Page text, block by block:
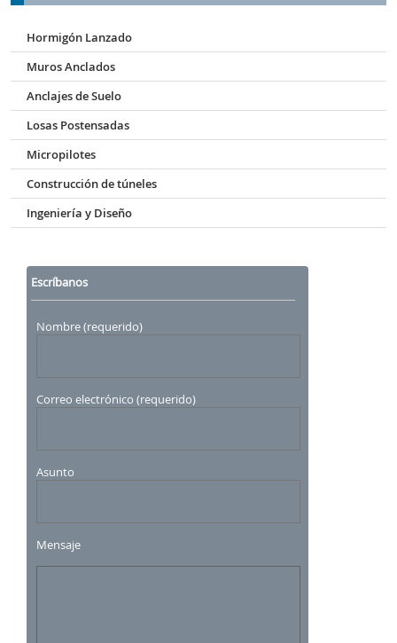
Hormigón Lanzado
Muros Anclados
Anclajes de Suelo
Losas Postensadas
Micropilotes
Construcción de túneles
Ingeniería y Diseño
Escríbanos
Nombre (requerido)
Correo electrónico (requerido)
Asunto
Mensaje